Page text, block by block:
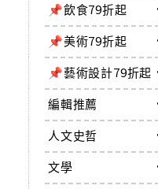
📌飲食79折起
📌美術79折起
📌藝術設計79折起
編輯推薦
人文史哲
文學